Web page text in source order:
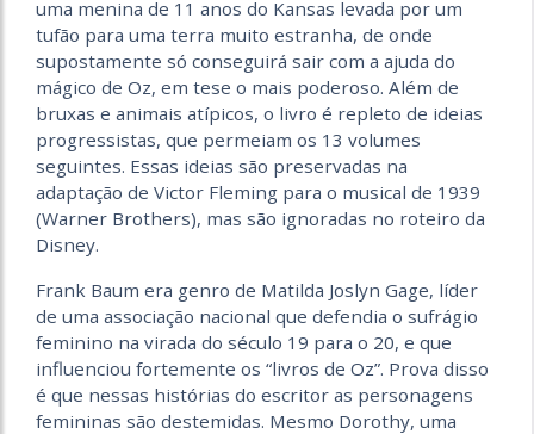
uma menina de 11 anos do Kansas levada por um
tufão para uma terra muito estranha, de onde
supostamente só conseguirá sair com a ajuda do
mágico de Oz, em tese o mais poderoso. Além de
bruxas e animais atípicos, o livro é repleto de ideias
progressistas, que permeiam os 13 volumes
seguintes. Essas ideias são preservadas na
adaptação de Victor Fleming para o musical de 1939
(Warner Brothers), mas são ignoradas no roteiro da
Disney.
Frank Baum era genro de Matilda Joslyn Gage, líder
de uma associação nacional que defendia o sufrágio
feminino na virada do século 19 para o 20, e que
influenciou fortemente os “livros de Oz”. Prova disso
é que nessas histórias do escritor as personagens
femininas são destemidas. Mesmo Dorothy, uma